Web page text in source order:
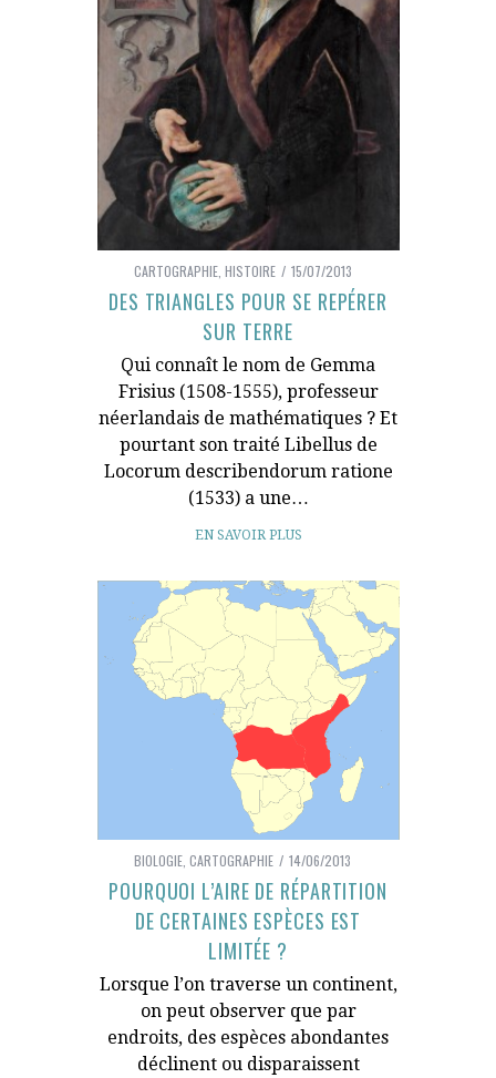
CARTOGRAPHIE, HISTOIRE 15/07/2013
DES TRIANGLES POUR SE REPÉRER
SUR TERRE
Qui connaît le nom de Gemma
Frisius (1508-1555), professeur
néerlandais de mathématiques ? Et
pourtant son traité Libellus de
Locorum describendorum ratione
(1533) a une…
EN SAVOIR PLUS
BIOLOGIE CARTOGRAPHIE 14/06/2013
POURQUOI L’AIRE DE RÉPARTITION
DE CERTAINES ESPÈCES EST
LIMITÉE ?
Lorsque l’on traverse un continent,
on peut observer que par
endroits, des espèces abondantes
déclinent ou disparaissent